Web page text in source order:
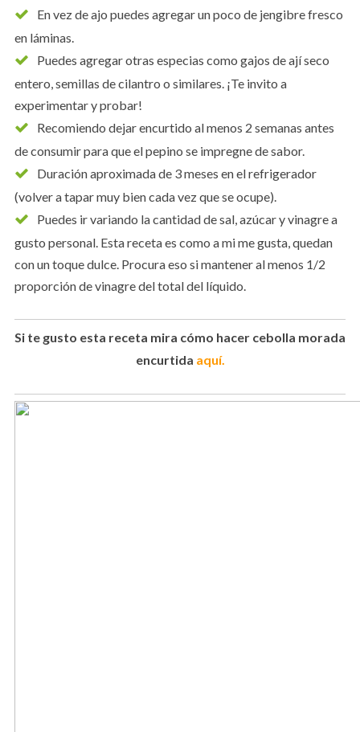
En vez de ajo puedes agregar un poco de jengibre fresco
en láminas.
Puedes agregar otras especias como gajos de ají seco
entero, semillas de cilantro o similares. ¡Te invito a
experimentar y probar!
Recomiendo dejar encurtido al menos 2 semanas antes
de consumir para que el pepino se impregne de sabor.
Duración aproximada de 3 meses en el refrigerador
(volver a tapar muy bien cada vez que se ocupe).
Puedes ir variando la cantidad de sal, azúcar y vinagre a
gusto personal. Esta receta es como a mi me gusta, quedan
con un toque dulce. Procura eso si mantener al menos 1/2
proporción de vinagre del total del líquido.
Si te gusto esta receta mira cómo hacer cebolla morada
encurtida aquí.